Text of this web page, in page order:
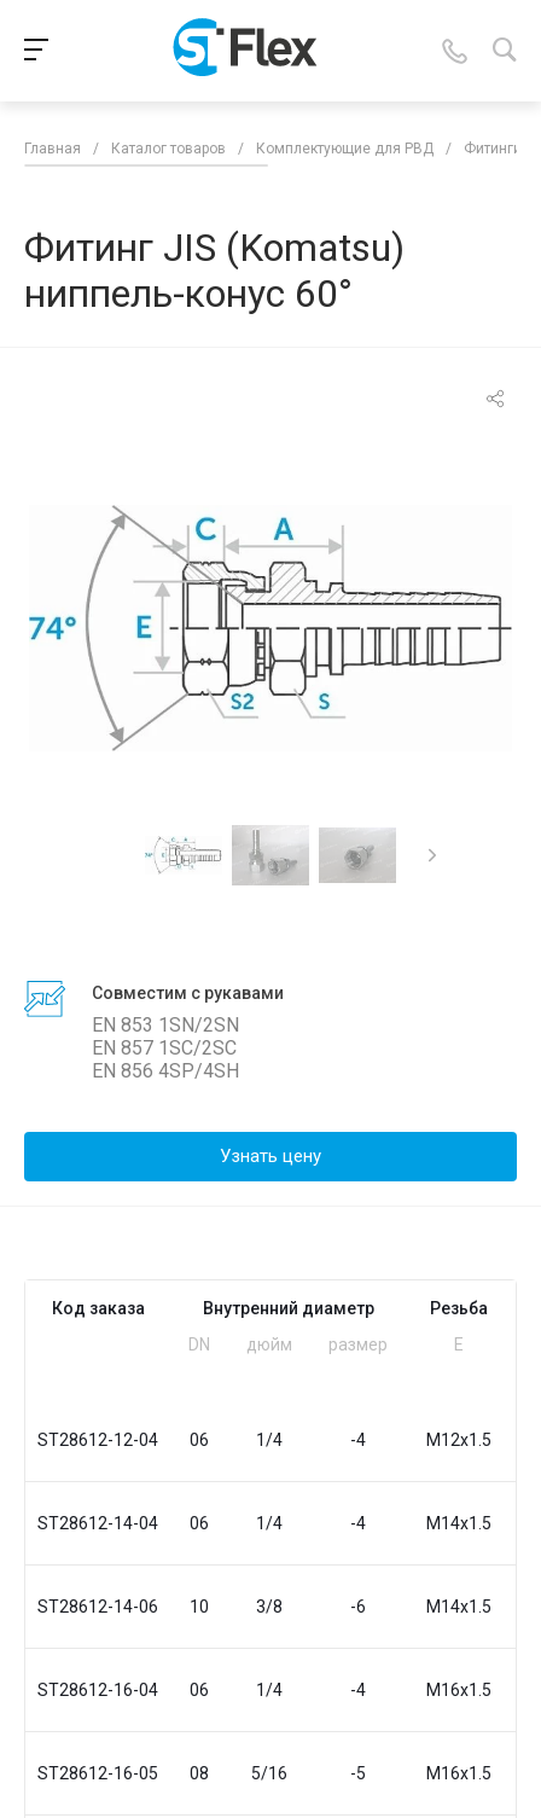
Главная / Каталог товаров / Комплектующие для РВД / Фитинги
Фитинг JIS (Komatsu)
ниппель-конус 60°
Совместим с рукавами
EN 853 1SN/2SN
EN 857 1SC/2SС
EN 856 4SP/4SH
Узнать цену
Код заказа Внутренний диаметр
Резьба
DN
дюйм размер Е
ST28612-12-04 06 1/4 -4 М12x1.5
ST28612-14-04 06 1/4 -4 М14x1.5
ST28612-14-06 10 3/8 -6 М14x1.5
ST28612-16-04 06 1/4 -4 М16x1.5
ST28612-16-05 08 5/16 -5 М16x1.5